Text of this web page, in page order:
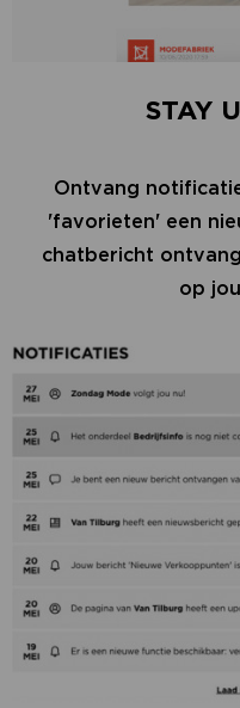
STAY
Ontvang
'favorieten' een
chatbericht
op